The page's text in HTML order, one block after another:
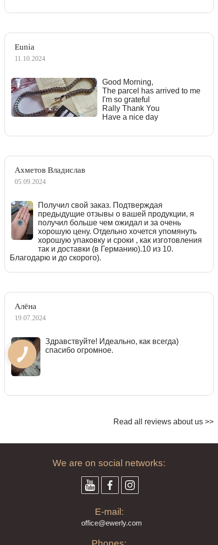
Eunia
11.10.2024
Good Morning,
The parcel has arrived to me
I'm so grateful
Rally Thank You
Have a nice day
Ахметов Владислав
05.09.2024
Получил свой заказ. Подтверждая
предыдущие отзывы о вашей продукции, я
получил больше чем ожидал и за очень
хорошую цену. Отдельно хочется упомянуть
хорошую упаковку и сроки , как изготовления
так и доставки (в Германию).10 из 10.
Благодарю и до скорого).
Алёна
19.07.2024
Здравствуйте! Идеально, как всегда)
спасибо огромное.
Read all reviews about us >>
We are on social networks:
E-mail:
office@ewerly.com